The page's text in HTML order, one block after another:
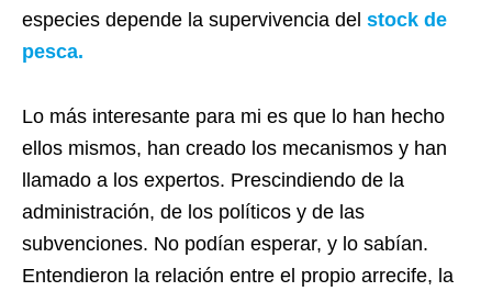
especies depende la supervivencia del stock de
pesca.
Lo más interesante para mi es que lo han hecho
ellos mismos, han creado los mecanismos y han
llamado a los expertos. Prescindiendo de la
administración, de los políticos y de las
subvenciones. No podían esperar, y lo sabían.
Entendieron la relación entre el propio arrecife, la